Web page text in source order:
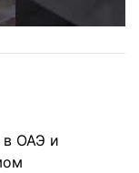
в ОАЭ и